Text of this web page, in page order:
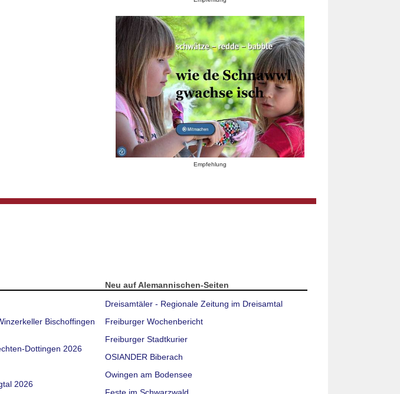
Empfehlung
Bischoffingen
Dottingen 2026
2026
Neu auf Alemannischen-Seiten
Dreisamtäler - Regionale Zeitung im Dreisamtal
Freiburger Wochenbericht
Freiburger Stadtkurier
OSIANDER Biberach
Owingen am Bodensee